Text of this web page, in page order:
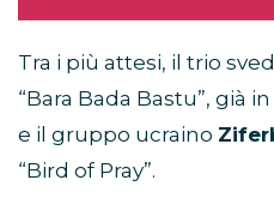
Tra i più attesi, il trio
“Bara Bada Bastu”, già
e il gruppo ucraino
“Bird of Pray”.